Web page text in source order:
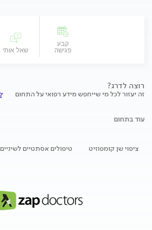
קבע
פגישה
שאל אותי
רוצה לדרג?
זה יעזור לכל מי שייחפש מידע רפואי על התחום
עוד בתחום
ציפוי שן קומפוזיט טיפולים אסתטיים לשיניים